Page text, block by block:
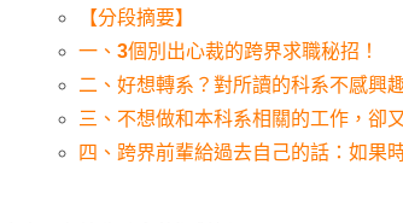
【分段摘要】
一、 3個別出心裁的跨界求職秘招！
二、好想轉系？對所讀的科系不感興
三、不想做和本科系相關的工作，卻
四、跨界前輩給過去自己的話：如果